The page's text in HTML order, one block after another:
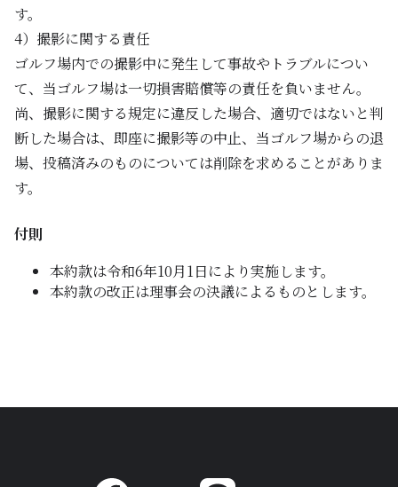
す。
4）撮影に関する責任
ゴルフ場内での撮影中に発生して事故やトラブルについ
て、当ゴルフ場は一切損害賠償等の責任を負いません。
尚、撮影に関する規定に違反した場合、適切ではないと判
断した場合は、即座に撮影等の中止、当ゴルフ場からの退
場、投稿済みのものについては削除を求めることがありま
す。
付則
本約款は令和6年10月1日により実施します。
本約款の改正は理事会の決議によるものとします。